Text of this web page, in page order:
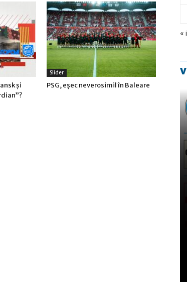
şi
Slider
PSG, eşec neverosimil în Baleare
«